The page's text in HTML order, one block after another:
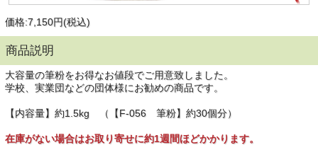
価格:7,150円(税込)
商品説明
大容量の筆粉をお得なお値段でご用意致しました。
学校、実業団などの団体様にお勧めの商品です。
【内容量】約1.5kg （【F-056 筆粉】約30個分）
在庫がない場合はお取り寄せに約1週間ほどかかります。